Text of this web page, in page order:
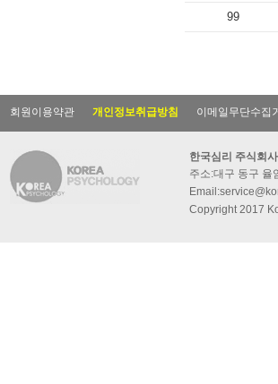
99
회원이용약관 개인정보취급방침 이메일무단수집
한국심리 주식회사
주소:대구 동구 율
Copyright 2017